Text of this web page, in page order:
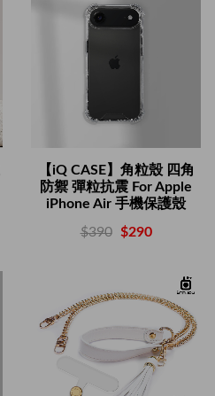
【iQ CASE】角粒殼 四角
防禦 彈粒抗震 For Apple
iPhone Air 手機保護殼
$390 $290